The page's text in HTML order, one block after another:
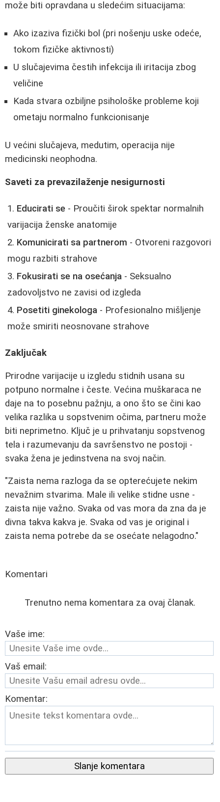
može biti opravdana u sledećim situacijama:
Ako izaziva fizički bol (pri nošenju uske odeće,
tokom fizičke aktivnosti)
U slučajevima čestih infekcija ili iritacija zbog
veličine
Kada stvara ozbiljne psihološke probleme koji
ometaju normalno funkcionisanje
U većini slučajeva, medutim, operacija nije
medicinski neophodna.
Saveti za prevazilaženje nesigurnosti
Educirati se - Proučiti širok spektar normalnih
varijacija ženske anatomije
Komunicirati sa partnerom - Otvoreni razgovori
mogu razbiti strahove
Fokusirati se na osećanja - Seksualno
zadovoljstvo ne zavisi od izgleda
Posetiti ginekologa - Profesionalno mišljenje
može smiriti neosnovane strahove
Zaključak
Prirodne varijacije u izgledu stidnih usana su
potpuno normalne i česte. Većina muškaraca ne
daje na to posebnu pažnju, a ono što se čini kao
velika razlika u sopstvenim očima, partneru može
biti neprimetno. Ključ je u prihvatanju sopstvenog
tela i razumevanju da savršenstvo ne postoji -
svaka žena je jedinstvena na svoj način.
"Zaista nema razloga da se opterećujete nekim
nevažnim stvarima. Male ili velike stidne usne -
zaista nije važno. Svaka od vas mora da zna da je
divna takva kakva je. Svaka od vas je original i
zaista nema potrebe da se osećate nelagodno."
Komentari
Trenutno nema komentara za ovaj članak.
Vaše ime:
Vaš email:
Komentar:
Slanje komentara